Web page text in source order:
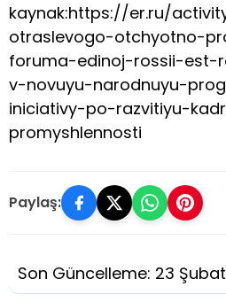
kaynak:https://er.ru/
otraslevogo-otchyotno-
foruma-edinoj-rossii-est-
v-novuyu-narodnuyu-
iniciativy-po-razvitiyu-
promyshlennosti
Paylaş:
Son Güncelleme: 23